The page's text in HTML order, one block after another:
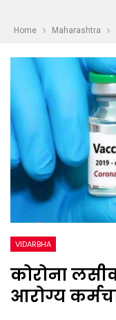
Home Maharashtra
VIDARBHA
कोरोना
आरोग्य